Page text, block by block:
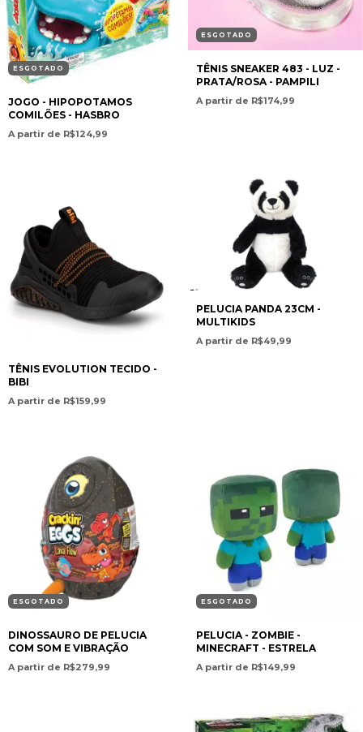
ESGOTADO
JOGO - HIPOPOTAMOS
COMILÕES - HASBRO
A partir de R$124,99
ESGOTADO
TÊNIS SNEAKER 483 - LUZ -
PRATA/ROSA - PAMPILI
A partir de R$174,99
TÊNIS EVOLUTION TECIDO -
BIBI
A partir de R$159,99
PELUCIA PANDA 23CM -
MULTIKIDS
A partir de R$49,99
ESGOTADO
DINOSSAURO DE PELUCIA
COM SOM E VIBRAÇÃO
A partir de R$279,99
ESGOTADO
PELUCIA - ZOMBIE -
MINECRAFT - ESTRELA
A partir de R$149,99